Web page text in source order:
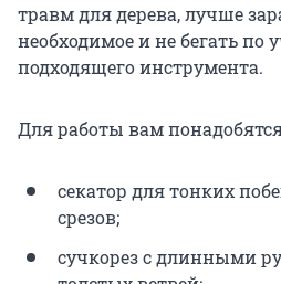
травм для дерева, лучше
необходимое и не бегать по
подходящего инструмента.
Для работы вам
секатор для тонких
срезов;
сучкорез с длинными